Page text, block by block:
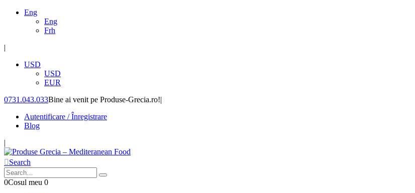
Eng
Eng
Frh
|
USD
USD
EUR
0731.043.033Bine ai venit pe Produse-Grecia.ro!|
Autentificare / Înregistrare
Blog
|
Search
0Cosul meu 0